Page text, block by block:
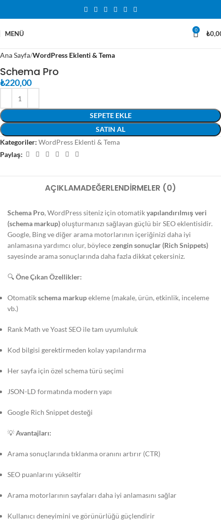
MENÜ 0 ₺
Ana Sayfa WordPress Eklenti & Tema
Schema Pro
₺220,00
SEPETE EKLE
SATIN AL
Kategoriler: WordPress Eklenti & Tema
Paylaş:
AÇIKLAMADEĞERLENDIRMELER (0)
Schema Pro, WordPress siteniz için otomatikyapılandırılmış veri
(schema markup)oluşturmanızı sağlayan güçlü bir SEO eklentisidir.
Google, Bing ve diğer arama motorlarının içeriğinizi daha iyi
anlamasına yardımcı olur, böylecezengin sonuçlar (Rich Snippets)
sayesinde arama sonuçlarında daha fazla dikkat çekersiniz.
🔍 Öne Çıkan Özellikler:
Otomatikschema markupekleme (makale, ürün, etkinlik, inceleme
vb.)
Rank Math ve Yoast SEO ile tam uyumluluk
Kod bilgisi gerektirmeden kolay yapılandırma
Her sayfa için özel schema türü seçimi
JSON-LD formatında modern yapı
Google Rich Snippet desteği
💡Avantajları:
Arama sonuçlarında tıklanma oranını artırır (CTR)
SEO puanlarını yükseltir
Arama motorlarının sayfaları daha iyi anlamasını sağlar
Kullanıcı deneyimini ve görünürlüğü güçlendirir